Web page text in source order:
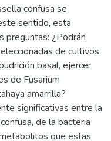
confusa se
sentido, esta
preguntas: ¿Podrán
de cultivos
basal, ejercer
de Fusarium
amarrilla?
significativas entre la
de la bacteria
que estas